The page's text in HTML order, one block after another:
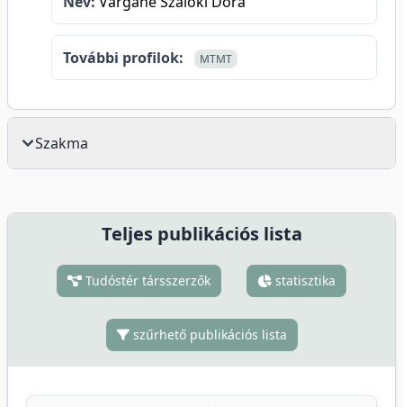
További profilok: MTMT
Szakma
Teljes publikációs lista
Tudóstér társszerzők statisztika
szűrhető publikációs lista